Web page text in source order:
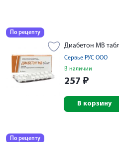
По рецепту
Диабетон МВ
Сервье РУС ООО
В наличии
257 ₽
В корзину
По рецепту